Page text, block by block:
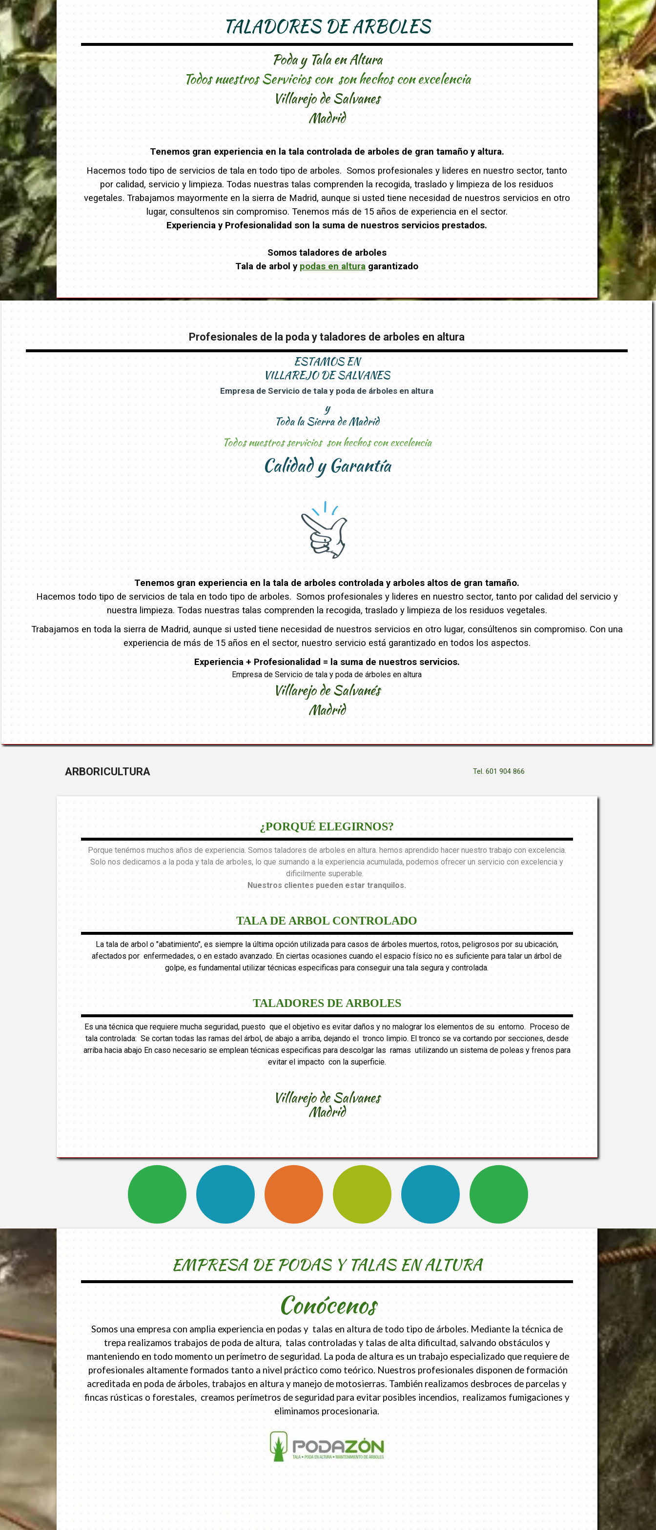
TALADORES DE ARBOLES
Poda y Tala en Altura
Todos nuestros Servicios con son hechos con excelencia
Villarejo de Salvanes
Madrid
Tenemos gran experiencia en la tala controlada de arboles de gran tamaño y altura.
Hacemos todo tipo de servicios de tala en todo tipo de arboles. Somos profesionales y lideres en nuestro sector, tanto
por calidad, servicio y limpieza. Todas nuestras talas comprenden la recogida, traslado y limpieza de los residuos
vegetales. Trabajamos mayormente en la sierra de Madrid, aunque si usted tiene necesidad de nuestros servicios en otro
lugar, consultenos sin compromiso. Tenemos más de 15 años de experiencia en el sector.
Experiencia y Profesionalidad son la suma de nuestros servicios prestados.
Somos taladores de arboles
Tala de arbol y podas en altura garantizado
Profesionales de la poda y taladores de arboles en altura
ESTAMOS EN
VILLAREJO DE SALVANES
Empresa de Servicio de tala y poda de árboles en altura
y
Toda la Sierra de Madrid
Todos nuestros servicios son hechos con excelencia
Calidad y Garantía
Tenemos gran experiencia en la tala de arboles controlada y arboles altos de gran tamaño.
Hacemos todo tipo de servicios de tala en todo tipo de arboles. Somos profesionales y lideres en nuestro sector, tanto por calidad del servicio y
nuestra limpieza. Todas nuestras talas comprenden la recogida, traslado y limpieza de los residuos vegetales.
Trabajamos en toda la sierra de Madrid, aunque si usted tiene necesidad de nuestros servicios en otro lugar, consúltenos sin compromiso. Con una
experiencia de más de 15 años en el sector, nuestro servicio está garantizado en todos los aspectos.
Experiencia + Profesionalidad = la suma de nuestros servicios.
Empresa de Servicio de tala y poda de árboles en altura
Villarejo de Salvanés
Madrid
Tel. 601 904 866
ARBORICULTURA
¿PORQUÉ ELEGIRNOS?
Porque tenémos muchos años de experiencia. Somos taladores de arboles en altura. hemos aprendido hacer nuestro trabajo con excelencia.
Solo nos dedicamos a la poda y tala de arboles, lo que sumando a la experiencia acumulada, podemos ofrecer un servicio con excelencia y
dificilmente superable.
Nuestros clientes pueden estar tranquilos.
TALA DE ARBOL CONTROLADO
La tala de arbol o "abatimiento", es siempre la última opción utilizada para casos de árboles muertos, rotos, peligrosos por su ubicación,
afectados por enfermedades, o en estado avanzado. En ciertas ocasiones cuando el espacio físico no es suficiente para talar un árbol de
golpe, es fundamental utilizar técnicas especificas para conseguir una tala segura y controlada.
TALADORES DE ARBOLES
Es una técnica que requiere mucha seguridad, puesto que el objetivo es evitar daños y no malograr los elementos de su entorno. Proceso de
tala controlada: Se cortan todas las ramas del árbol, de abajo a arriba, dejando el tronco limpio. El tronco se va cortando por secciones, desde
arriba hacia abajo En caso necesario se emplean técnicas especificas para descolgar las ramas utilizando un sistema de poleas y frenos para
evitar el impacto con la superficie.
Villarejo de Salvanes
Madrid
EMPRESA DE PODAS Y TALAS EN ALTURA
Conócenos
Somos una empresa con amplia experiencia en podas y talas en altura de todo tipo de árboles. Mediante la técnica de
trepa realizamos trabajos de poda de altura, talas controladas y talas de alta dificultad, salvando obstáculos y
manteniendo en todo momento un perímetro de seguridad. La poda de altura es un trabajo especializado que requiere de
profesionales altamente formados tanto a nivel práctico como teórico. Nuestros profesionales disponen de formación
acreditada en poda de árboles, trabajos en altura y manejo de motosierras. También realizamos desbroces de parcelas y
fincas rústicas o forestales, creamos perímetros de seguridad para evitar posibles incendios, realizamos fumigaciones y
eliminamos procesionaria.